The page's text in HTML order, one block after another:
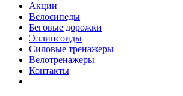
Акции
Велосипеды
Беговые дорожки
Эллипсоиды
Силовые тренажеры
Велотренажеры
Контакты